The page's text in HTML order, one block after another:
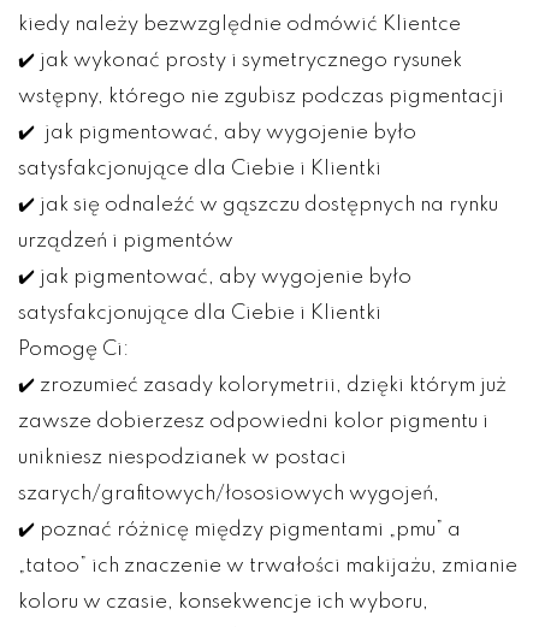
kiedy należy bezwzględnie odmówić Klientce
✔️ jak wykonać prosty i symetrycznego rysunek
wstępny, którego nie zgubisz podczas pigmentacji
✔️ jak pigmentować, aby wygojenie było
satysfakcjonujące dla Ciebie i Klientki
✔️ jak się odnaleźć w gąszczu dostępnych na rynku
urządzeń i pigmentów
✔️ jak pigmentować, aby wygojenie było
satysfakcjonujące dla Ciebie i Klientki
Pomogę Ci:
✔️ zrozumieć zasady kolorymetrii, dzięki którym już
zawsze dobierzesz odpowiedni kolor pigmentu i
unikniesz niespodzianek w postaci
szarych/grafitowych/łososiowych wygojeń,
✔️ poznać różnicę między pigmentami „pmu” a
„tatoo” ich znaczenie w trwałości makijażu, zmianie
koloru w czasie, konsekwencje ich wyboru,